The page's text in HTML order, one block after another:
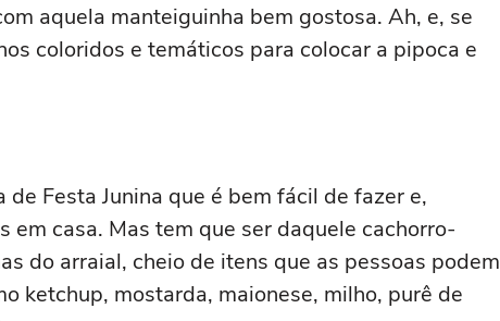
aquela manteiguinha bem gostosa. Ah, e, se
coloridos e temáticos para colocar a pipoca e
Festa Junina que é bem fácil de fazer e,
em casa. Mas tem que ser daquele cachorro-
do arraial, cheio de itens que as pessoas podem
ketchup, mostarda, maionese, milho, purê de